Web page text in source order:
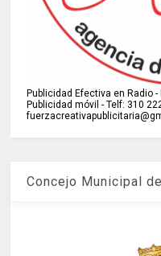
Publicidad Efectiva en Radio
Publicidad móvil - Telf: 310
Concejo Municipal